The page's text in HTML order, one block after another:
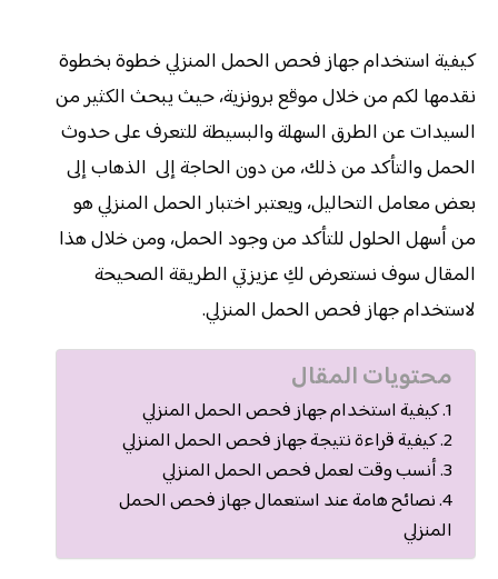
كيفية استخدام جهاز فحص الحمل المنزلي خطوة بخطوة
نقدمها لكم من خلال موقع برونزية، حيث يبحث الكثير من
السيدات عن الطرق السهلة والبسيطة للتعرف على حدوث
الحمل والتأكد من ذلك، من دون الحاجة إلى الذهاب إلى
بعض معامل التحاليل، ويعتبر اختبار الحمل المنزلي هو
من أسهل الحلول للتأكد من وجود الحمل، ومن خلال هذا
المقال سوف نستعرض لكِ عزيزتي الطريقة الصحيحة
لاستخدام جهاز فحص الحمل المنزلي.
محتويات المقال
كيفية استخدام جهاز فحص الحمل المنزلي
كيفية قراءة نتيجة جهاز فحص الحمل المنزلي
أنسب وقت لعمل فحص الحمل المنزلي
نصائح هامة عند استعمال جهاز فحص الحمل
المنزلي